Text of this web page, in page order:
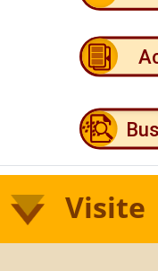
Visite